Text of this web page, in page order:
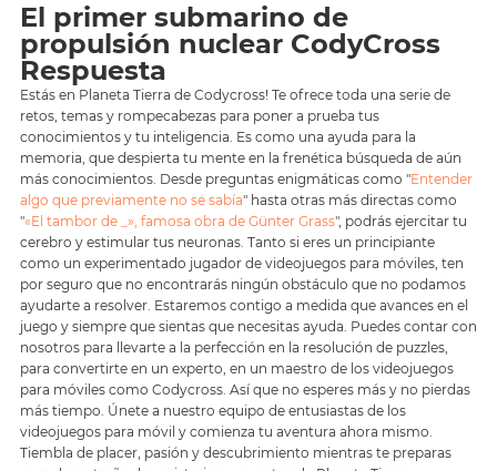
El primer submarino de
propulsión nuclear CodyCross
Respuesta
Estás en Planeta Tierra de Codycross! Te ofrece toda una serie de
retos, temas y rompecabezas para poner a prueba tus
conocimientos y tu inteligencia. Es como una ayuda para la
memoria, que despierta tu mente en la frenética búsqueda de aún
más conocimientos. Desde preguntas enigmáticas como "Entender
algo que previamente no se sabía" hasta otras más directas como
"«El tambor de _», famosa obra de Günter Grass", podrás ejercitar tu
cerebro y estimular tus neuronas. Tanto si eres un principiante
como un experimentado jugador de videojuegos para móviles, ten
por seguro que no encontrarás ningún obstáculo que no podamos
ayudarte a resolver. Estaremos contigo a medida que avances en el
juego y siempre que sientas que necesitas ayuda. Puedes contar con
nosotros para llevarte a la perfección en la resolución de puzzles,
para convertirte en un experto, en un maestro de los videojuegos
para móviles como Codycross. Así que no esperes más y no pierdas
más tiempo. Únete a nuestro equipo de entusiastas de los
videojuegos para móvil y comienza tu aventura ahora mismo.
Tiembla de placer, pasión y descubrimiento mientras te preparas